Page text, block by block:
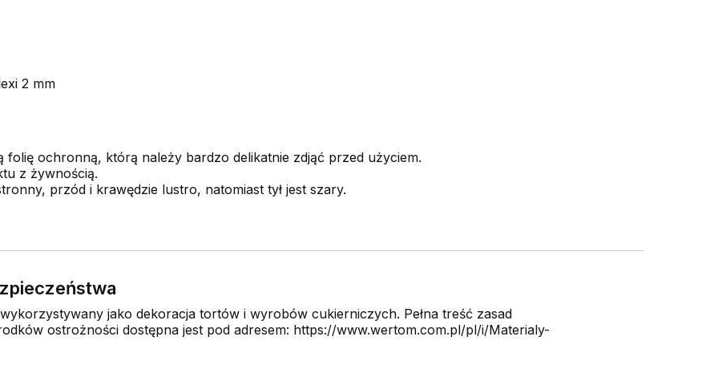
2 mm
folię ochronną, którą należy bardzo delikatnie zdjąć przed użyciem.
z żywnością.
przód i krawędzie lustro, natomiast tył jest szary.
jako dekoracja tortów i wyrobów cukierniczych. Pełna treść zasad
ostrożności dostępna jest pod adresem: https://www.wertom.com.pl/pl/i/Materialy-